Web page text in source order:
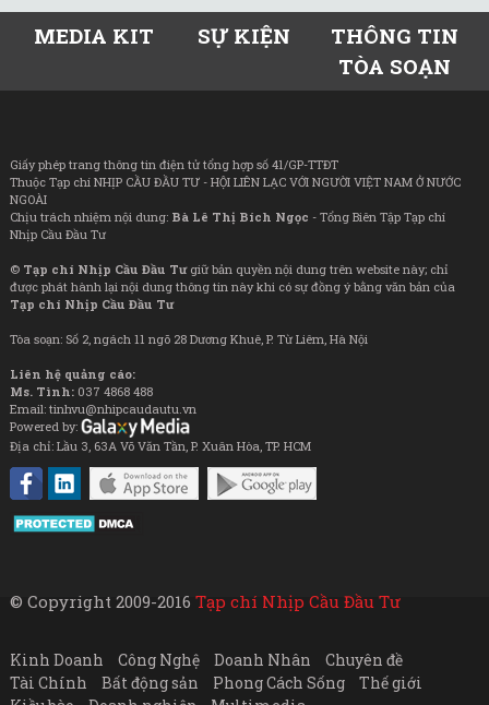
MEDIA KIT SỰ KIỆN
THÔNG TIN
TÒA SOẠN
Giấy phép trang thông tin điện tử tổng hợp số 41/GP-TTĐT
Thuộc Tạp chí NHỊP CẦU ĐẦU TƯ - HỘI LIÊN LẠC VỚI NGƯỜI VIỆT NAM Ở NƯỚC
NGOÀI
Chịu trách nhiệm nội dung: Bà Lê Thị Bích Ngọc - Tổng Biên Tập Tạp chí
Nhịp Cầu Đầu Tư
© Tạp chí Nhịp Cầu Đầu Tưgiữ bản quyền nội dung trên website này; chỉ
được phát hành lại nội dung thông tin này khi có sự đồng ý bằng văn bản của
Tạp chí Nhịp Cầu Đầu Tư
Tòa soạn: Số 2, ngách 11 ngõ 28 Dương Khuê, P. Từ Liêm, Hà Nội
Liên hệ quảng cáo:
Ms. Tình: 037 4868 488
Email: tinhvu@nhipcaudautu.vn
Powered by:
Địa chỉ: Lầu 3, 63A Võ Văn Tần, P. Xuân Hòa, TP. HCM
© Copyright 2009-2016 Tạp chí Nhịp Cầu Đầu Tư
Kinh Doanh Công Nghệ Doanh Nhân
Chuyên đề
Tài Chính
Bất động sản Phong Cách Sống
Thế giới